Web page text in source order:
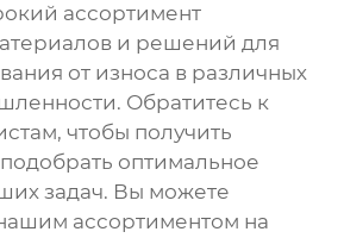
ассортимент
и решений для
от износа в различных
Обратитесь к
чтобы получить
оптимальное
задач. Вы можете
ассортиментом на